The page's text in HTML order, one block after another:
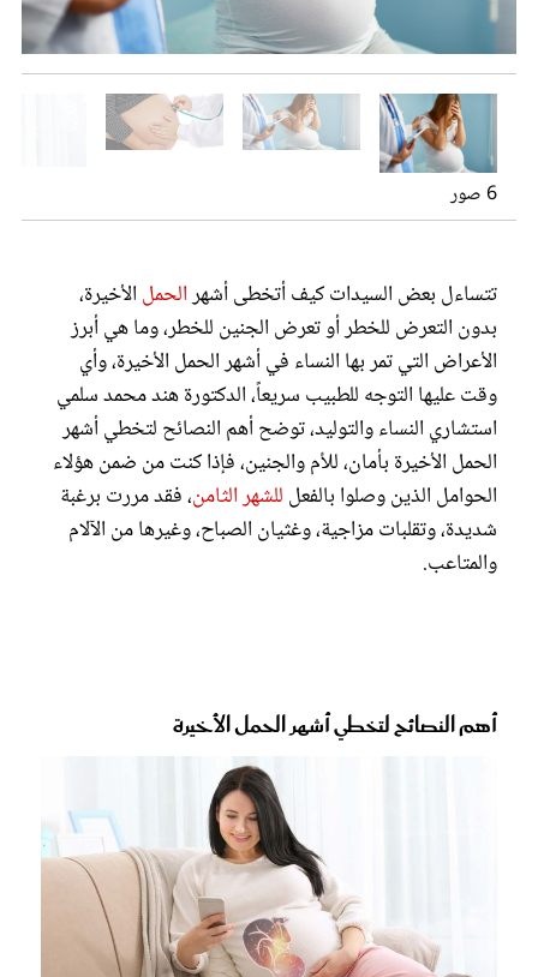
تجنبي ممارسة التمارين الشاقة أو القوية التي يمكن أن تسبب إصابة في
معدتك
ماذا يحدث لجسد المرأة خلال الفصل الثالث؟
حافظي على نشاطك ما لم تشعري بتورم أو ألم
6 صور
تتساءل بعض السيدات كيف أتخطى أشهرالحمل الأخيرة،
بدون التعرض للخطر أو تعرض الجنين للخطر، وما هي أبرز
الأعراض التي تمر بها النساء في أشهر الحمل الأخيرة، وأي
وقت عليها التوجه للطبيب سريعاً، الدكتورة هند محمد سلمي
استشاري النساء والتوليد، توضح أهم النصائح لتخطي أشهر
الحمل الأخيرة بأمان، للأم والجنين، فإذا كنت من ضمن هؤلاء
الحوامل الذين وصلوا بالفعل للشهر الثامن، فقد مررت برغبة
شديدة، وتقلبات مزاجية، وغثيان الصباح، وغيرها من الآلام
والمتاعب.
أهم النصائح لتخطي أشهر الحمل الأخيرة
مجلة سيدتي
غلاف رفمي